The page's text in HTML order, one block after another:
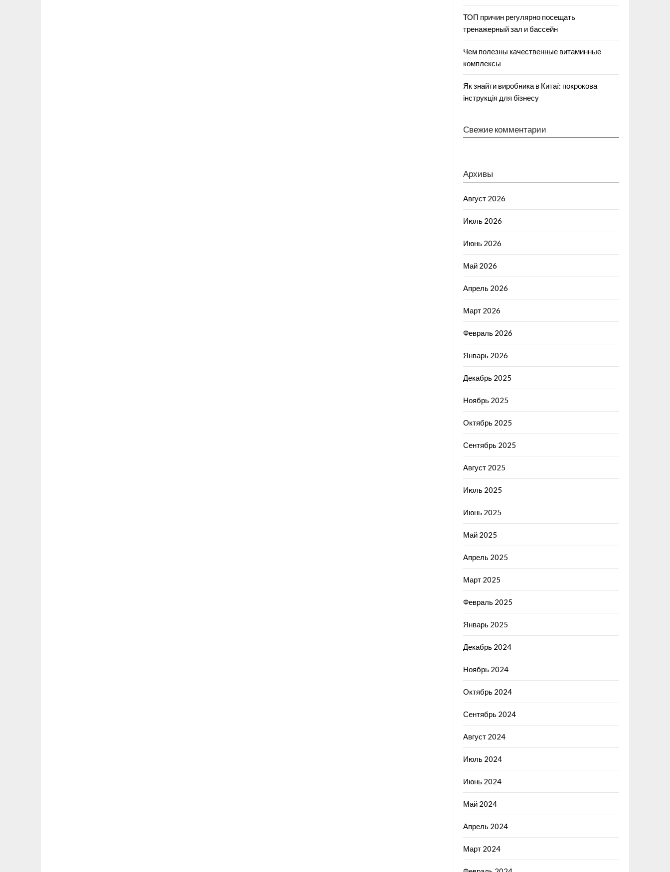
ТОП причин регулярно посещать
тренажерный зал и бассейн
Чем полезны качественные витаминные
комплексы
Як знайти виробника в Китаї: покрокова
інструкція для бізнесу
Свежие комментарии
Архивы
Август 2026
Июль 2026
Июнь 2026
Май 2026
Апрель 2026
Март 2026
Февраль 2026
Январь 2026
Декабрь 2025
Ноябрь 2025
Октябрь 2025
Сентябрь 2025
Август 2025
Июль 2025
Июнь 2025
Май 2025
Апрель 2025
Март 2025
Февраль 2025
Январь 2025
Декабрь 2024
Ноябрь 2024
Октябрь 2024
Сентябрь 2024
Август 2024
Июль 2024
Июнь 2024
Май 2024
Апрель 2024
Март 2024